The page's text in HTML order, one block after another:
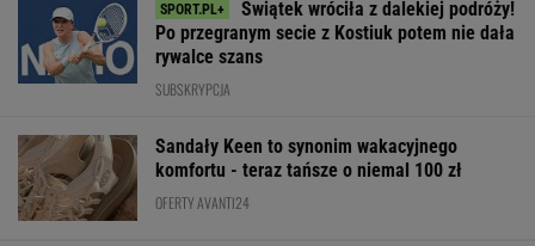
Świątek wróciła z dalekiej podróży!
Po przegranym secie z Kostiuk potem nie dała
rywalce szans
SUBSKRYPCJA
Sandały Keen to synonim wakacyjnego
komfortu - teraz tańsze o niemal 100 zł
OFERTY AVANTI24